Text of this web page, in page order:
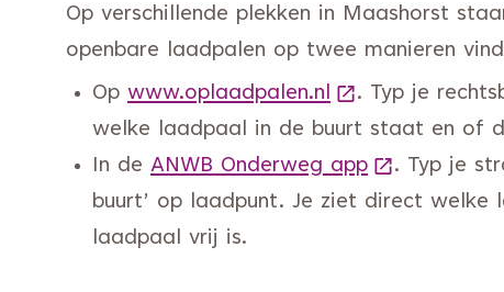
Op verschillende plekken in Maashorst
openbare laadpalen op twee manieren
Op www.oplaadpalen.nl (Deze link gaat
. Typ je
welke laadpaal in de buurt staat en of
In de ANWB Onderweg app (Deze link
. Typ je
buurt’ op laadpunt. Je ziet direct
laadpaal vrij is.